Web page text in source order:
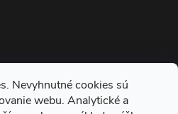
Nevyhnutné cookies sú
webu. Analytické a